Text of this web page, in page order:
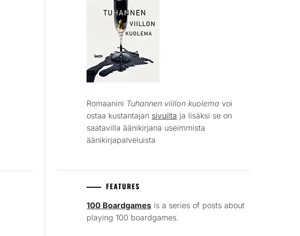
Romaanini Tuhannen viillon kuolema voi
ostaa kustantajan sivuilta ja lisäksi se on
saatavilla äänikirjana useimmista
äänikirjapalveluista
FEATURES
100 Boardgames is a series of posts about
playing 100 boardgames.